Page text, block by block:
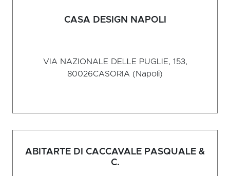
CASA DESIGN NAPOLI
VIA NAZIONALE DELLE PUGLIE, 153,
80026CASORIA (Napoli)
ABITARTE DI CACCAVALE PASQUALE &
C.